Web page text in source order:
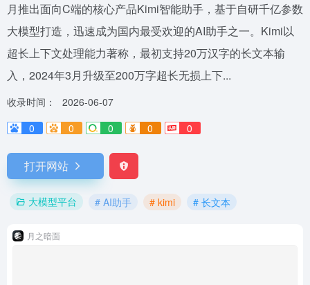
月推出面向C端的核心产品Kimi智能助手，基于自研千亿参数
大模型打造，迅速成为国内最受欢迎的AI助手之一。Kimi以
超长上下文处理能力著称，最初支持20万汉字的长文本输
入，2024年3月升级至200万字超长无损上下...
收录时间：
2026-06-07
0
0 0 0 0
打开网站
大模型平台 # AI助手 # kimi # 长文本
月之暗面